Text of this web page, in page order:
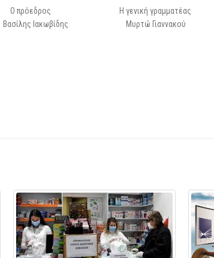
Ο πρόεδρος Η γενική γραμματέας
Βασίλης Ιακωβίδης Μυρτώ Γιαννακού